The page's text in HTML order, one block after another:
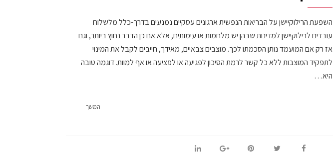
השפעת הרילוקיישן על הבריאות הנפשית ארגונים עסקיים נמנעים בדרך-כלל מלשלוח
עובדים לרילוקיישן למדינות שבהן יש מלחמות או עימותים, אלא אם כן הדבר נחוץ ביותר, וגם
אז רק אם המועמד נותן הסכמתו לכך. מוצבים צבאיים, מאידך, חייבים לקבל את המינוי
לתפקיד המוצבות ללא כל קשר לרמת הסיכון לפגיעה או לפציעה או אף למוות. דוגמה טובה
היא…
המשך